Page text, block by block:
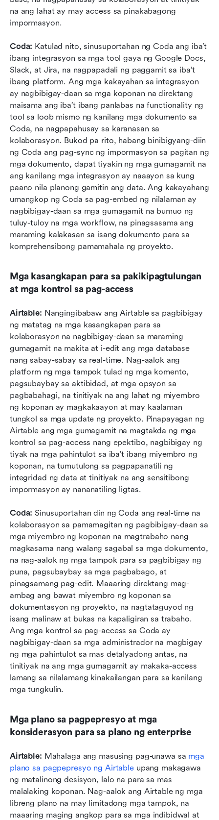
na ang lahat ay may access sa pinakabagong
impormasyon.
Coda: Katulad nito, sinusuportahan ng Coda ang iba’t
ibang integrasyon sa mga tool gaya ng Google Docs,
Slack, at Jira, na nagpapadali ng paggamit sa iba’t
ibang platform. Ang mga kakayahan sa integrasyon
ay nagbibigay-daan sa mga koponan na direktang
maisama ang iba’t ibang panlabas na functionality ng
tool sa loob mismo ng kanilang mga dokumento sa
Coda, na nagpapahusay sa karanasan sa
kolaborasyon. Bukod pa rito, habang binibigyang-diin
ng Coda ang pag-sync ng impormasyon sa pagitan ng
mga dokumento, dapat tiyakin ng mga gumagamit na
ang kanilang mga integrasyon ay naaayon sa kung
paano nila planong gamitin ang data. Ang kakayahang
umangkop ng Coda sa pag-embed ng nilalaman ay
nagbibigay-daan sa mga gumagamit na bumuo ng
tuluy-tuloy na mga workflow, na pinagsasama ang
maraming kalakasan sa isang dokumento para sa
komprehensibong pamamahala ng proyekto.
Mga kasangkapan para sa pakikipagtulungan
at mga kontrol sa pag-access
Airtable: Nangingibabaw ang Airtable sa pagbibigay
ng matatag na mga kasangkapan para sa
kolaborasyon na nagbibigay-daan sa maraming
gumagamit na makita at i-edit ang mga database
nang sabay-sabay sa real-time. Nag-aalok ang
platform ng mga tampok tulad ng mga komento,
pagsubaybay sa aktibidad, at mga opsyon sa
pagbabahagi, na tinitiyak na ang lahat ng miyembro
ng koponan ay magkakaayon at may kaalaman
tungkol sa mga update ng proyekto. Pinapayagan ng
Airtable ang mga gumagamit na magtakda ng mga
kontrol sa pag-access nang epektibo, nagbibigay ng
tiyak na mga pahintulot sa iba’t ibang miyembro ng
koponan, na tumutulong sa pagpapanatili ng
integridad ng data at tinitiyak na ang sensitibong
impormasyon ay nananatiling ligtas.
Coda: Sinusuportahan din ng Coda ang real-time na
kolaborasyon sa pamamagitan ng pagbibigay-daan sa
mga miyembro ng koponan na magtrabaho nang
magkasama nang walang sagabal sa mga dokumento,
na nag-aalok ng mga tampok para sa pagbibigay ng
puna, pagsubaybay sa mga pagbabago, at
pinagsamang pag-edit. Maaaring direktang mag-
ambag ang bawat miyembro ng koponan sa
dokumentasyon ng proyekto, na nagtataguyod ng
isang malinaw at bukas na kapaligiran sa trabaho.
Ang mga kontrol sa pag-access sa Coda ay
nagbibigay-daan sa mga administrador na magbigay
ng mga pahintulot sa mas detalyadong antas, na
tinitiyak na ang mga gumagamit ay makaka-access
lamang sa nilalamang kinakailangan para sa kanilang
mga tungkulin.
Mga plano sa pagpepresyo at mga
konsiderasyon para sa plano ng enterprise
Airtable: Mahalaga ang masusing pag-unawa sa mga
plano sa pagpepresyo ng Airtable upang makagawa
ng matalinong desisyon, lalo na para sa mas
malalaking koponan. Nag-aalok ang Airtable ng mga
libreng plano na may limitadong mga tampok, na
maaaring maging angkop para sa mga indibidwal at